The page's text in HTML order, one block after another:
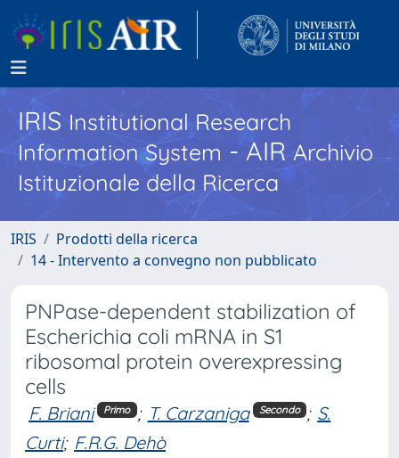
IRISInstitutional Research
Information System - AIR Archivio
Istituzionale della Ricerca
IRIS
Prodotti della ricerca
14 - Intervento a convegno non pubblicato
PNPase-dependent stabilization of
Escherichia coli mRNA in S1
ribosomal protein overexpressing
cells
F. Briani Primo ; T. Carzaniga Secondo ; S.
Curti; F.R.G. Dehò